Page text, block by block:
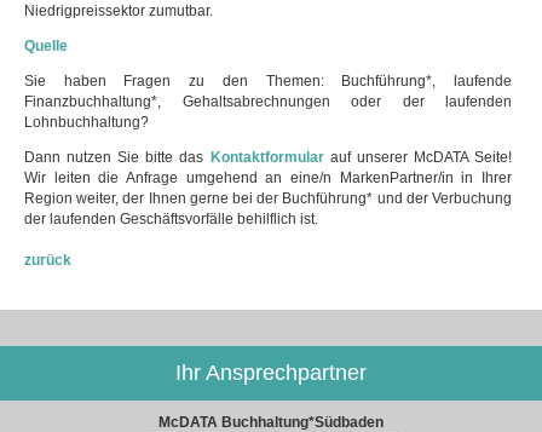
Niedrigpreissektor zumutbar.
Quelle
Sie haben Fragen zu den Themen: Buchführung*, laufende
Finanzbuchhaltung*, Gehaltsabrechnungen oder der laufenden
Lohnbuchhaltung?
Dann nutzen Sie bitte das Kontaktformularauf unserer McDATA Seite!
Wir leiten die Anfrage umgehend an eine/n MarkenPartner/in in Ihrer
Region weiter, der Ihnen gerne bei der Buchführung* und der Verbuchung
der laufenden Geschäftsvorfälle behilflich ist.
zurück
Ihr Ansprechpartner
McDATA Buchhaltung*Südbaden